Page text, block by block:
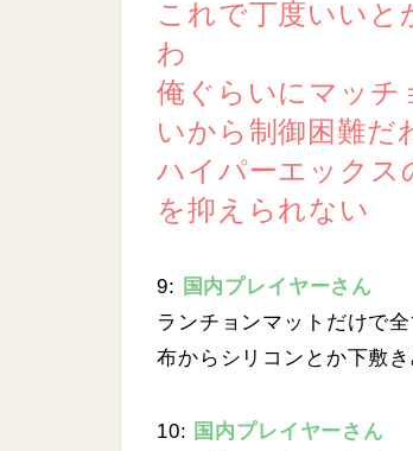
これで丁度いいと
わ
俺ぐらいにマッチ
いから制御困難だ
ハイパーエックス
を抑えられない
9: 国内プレイヤーさん
ランチョンマットだけで
布からシリコンとか下敷
10: 国内プレイヤーさん